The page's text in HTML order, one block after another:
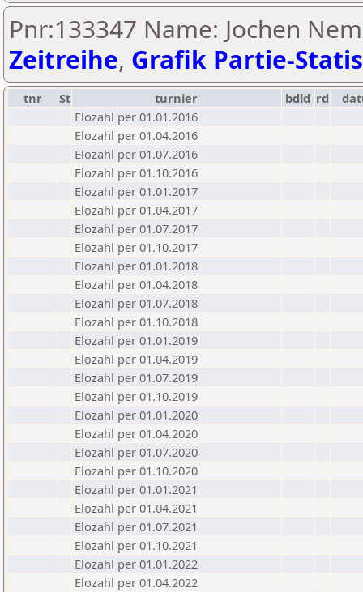
Pnr:133347 Name: Jochen
Zeitreihe, Grafik Partie-
tnr St turnier bdld rd
Elozahl per 01.01.2016
Elozahl per 01.04.2016
Elozahl per 01.07.2016
Elozahl per 01.10.2016
Elozahl per 01.01.2017
Elozahl per 01.04.2017
Elozahl per 01.07.2017
Elozahl per 01.10.2017
Elozahl per 01.01.2018
Elozahl per 01.04.2018
Elozahl per 01.07.2018
Elozahl per 01.10.2018
Elozahl per 01.01.2019
Elozahl per 01.04.2019
Elozahl per 01.07.2019
Elozahl per 01.10.2019
Elozahl per 01.01.2020
Elozahl per 01.04.2020
Elozahl per 01.07.2020
Elozahl per 01.10.2020
Elozahl per 01.01.2021
Elozahl per 01.04.2021
Elozahl per 01.07.2021
Elozahl per 01.10.2021
Elozahl per 01.01.2022
Elozahl per 01.04.2022